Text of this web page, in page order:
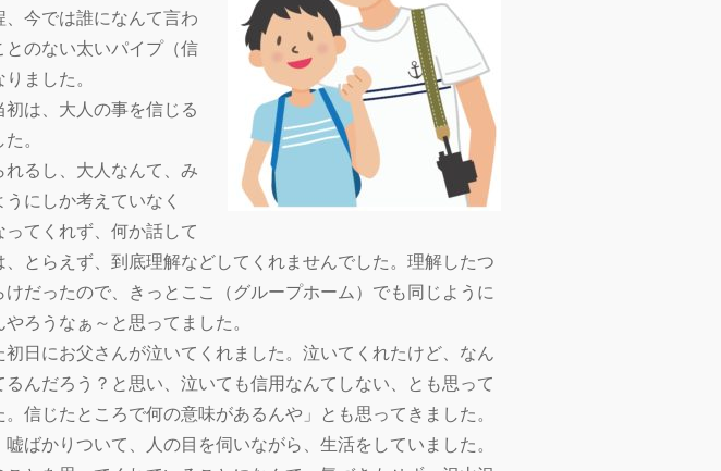
今では誰になんて言わ
のない太いパイプ（信
ました。
は、大人の事を信じる
。
れるし、大人なんて、み
にしか考えていなく
てくれず、何か話して
とらえず、到底理解などしてくれませんでした。理解したつ
だったので、きっとここ（グループホーム）でも同じように
ろうなぁ～と思ってました。
初日にお父さんが泣いてくれました。泣いてくれたけど、なん
んだろう？と思い、泣いても信用なんてしない、とも思って
信じたところで何の意味があるんや」とも思ってきました。
ばかりついて、人の目を伺いながら、生活をしていました。